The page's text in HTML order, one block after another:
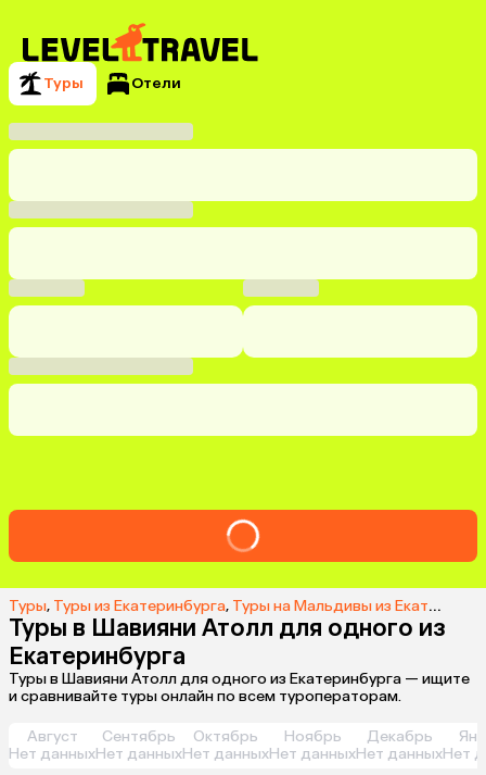
Туры Отели
Туры, Туры из Екатеринбурга, Туры на Мальдивы из Екатеринбурга
Туры в Шавияни Атолл для одного из
Екатеринбурга
Туры в Шавияни Атолл для одного из Екатеринбурга — ищите
и сравнивайте туры онлайн по всем туроператорам.
Август
Нет данных
Сентябрь
Нет данных
Октябрь
Нет данных
Ноябрь
Нет данных
Декабрь
Нет данныхНет